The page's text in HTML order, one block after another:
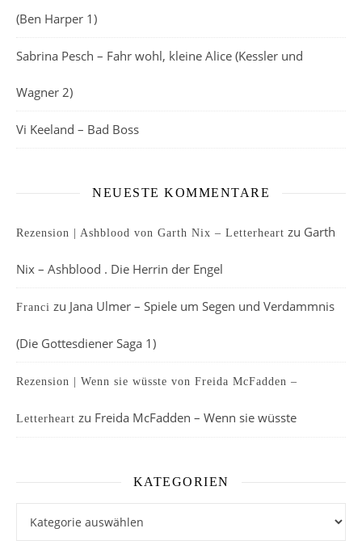
(Ben Harper 1)
Sabrina Pesch – Fahr wohl, kleine Alice (Kessler und
Wagner 2)
Vi Keeland – Bad Boss
NEUESTE KOMMENTARE
Rezension | Ashblood von Garth Nix – Letterheart zu Garth
Nix – Ashblood . Die Herrin der Engel
Franci zu Jana Ulmer – Spiele um Segen und Verdammnis
(Die Gottesdiener Saga 1)
Rezension | Wenn sie wüsste von Freida McFadden –
Letterheart zu Freida McFadden – Wenn sie wüsste
KATEGORIEN